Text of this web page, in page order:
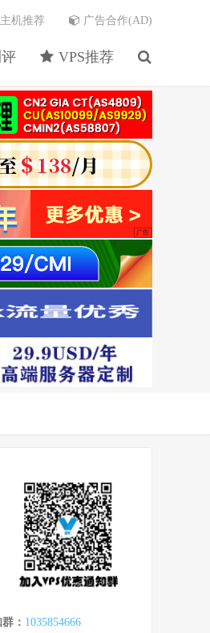
VPS推荐
机推荐 广告合作(AD)
： 1035854666